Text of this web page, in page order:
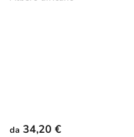
da 34,20 €